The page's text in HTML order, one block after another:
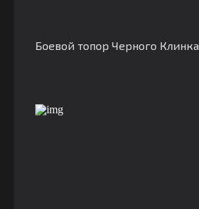
Боевой топор Черного Клинка